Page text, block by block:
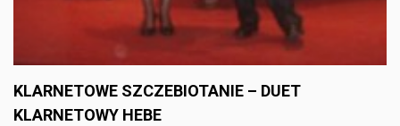
KLARNETOWE SZCZEBIOTANIE – DUET
KLARNETOWY HEBE